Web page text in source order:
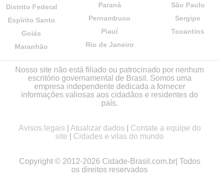
Distrito Federal
Espírito Santo
Goiás
Maranhão
Paraná
Pernambuco
Piauí
Rio de Janeiro
São Paulo
Sergipe
Tocantins
Nosso site não está filiado ou patrocinado por nenhum
escritório governamental de Brasil. Somos uma
empresa independente dedicada a fornecer
informações valiosas aos cidadãos e residentes do
país.
Avisos legais Atualizar dados
Contate a equipe do
site
Cidades e vilas do mundo
Copyright © 2012-2026 Cidade-Brasil.com.br| Todos
os direitos reservados